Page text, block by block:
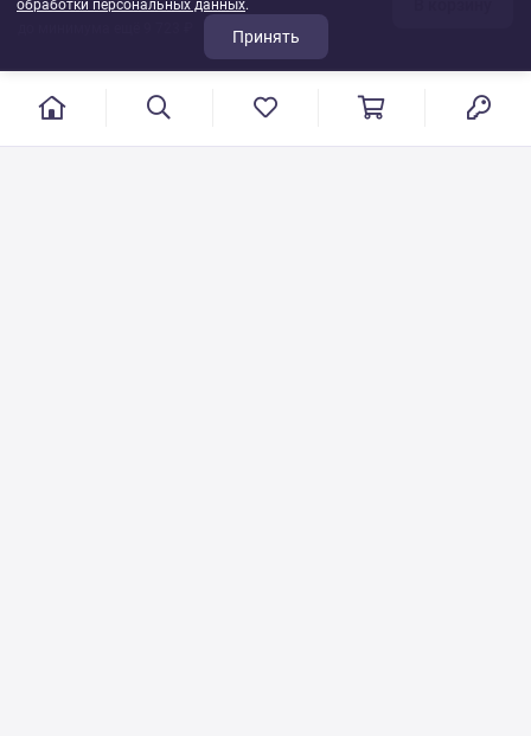
1шт
обработки персональных данных.
Принять